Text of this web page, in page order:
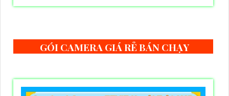
GÓI CAMERA GIÁ RẺ BÁN CHẠY